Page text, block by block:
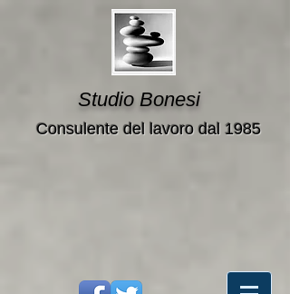
Studio Bonesi
Consulente del lavoro dal 1985